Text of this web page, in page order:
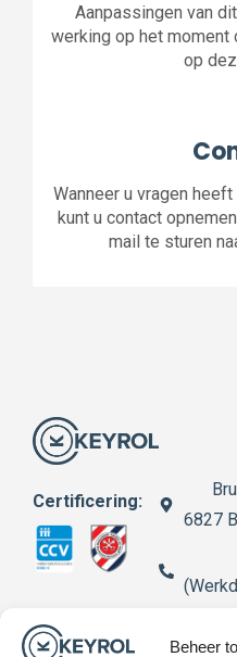
Beheer
Aanpassingen van
werking op het
op
Wanneer u vragen
kunt u contact
mail te sturen
Certificering:
6827